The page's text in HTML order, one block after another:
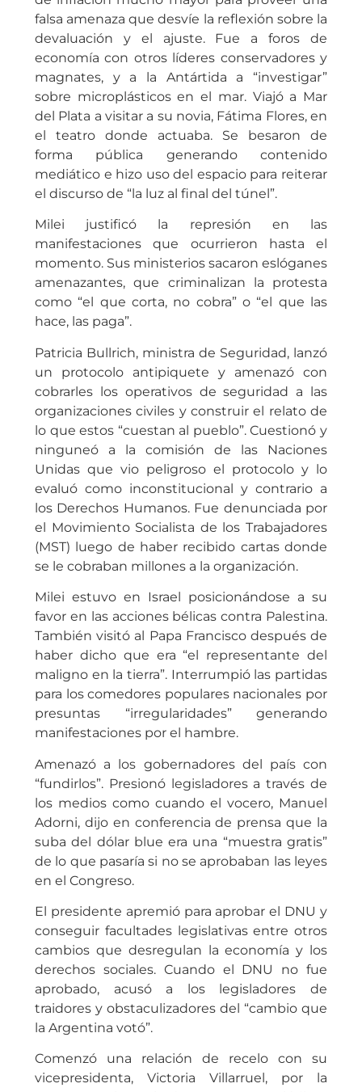
falsa amenaza que desvíe la reflexión sobre la
devaluación y el ajuste. Fue a foros de
economía con otros líderes conservadores y
magnates, y a la Antártida a “investigar”
sobre microplásticos en el mar. Viajó a Mar
del Plata a visitar a su novia, Fátima Flores, en
el teatro donde actuaba. Se besaron de
forma pública generando contenido
mediático e hizo uso del espacio para reiterar
el discurso de “la luz al final del túnel”.
Milei justificó la represión en las
manifestaciones que ocurrieron hasta el
momento. Sus ministerios sacaron eslóganes
amenazantes, que criminalizan la protesta
como “el que corta, no cobra” o “el que las
hace, las paga”.
Patricia Bullrich, ministra de Seguridad, lanzó
un protocolo antipiquete y amenazó con
cobrarles los operativos de seguridad a las
organizaciones civiles y construir el relato de
lo que estos “cuestan al pueblo”. Cuestionó y
ninguneó a la comisión de las Naciones
Unidas que vio peligroso el protocolo y lo
evaluó como inconstitucional y contrario a
los Derechos Humanos. Fue denunciada por
el Movimiento Socialista de los Trabajadores
(MST) luego de haber recibido cartas donde
se le cobraban millones a la organización.
Milei estuvo en Israel posicionándose a su
favor en las acciones bélicas contra Palestina.
También visitó al Papa Francisco después de
haber dicho que era “el representante del
maligno en la tierra”. Interrumpió las partidas
para los comedores populares nacionales por
presuntas “irregularidades” generando
manifestaciones por el hambre.
Amenazó a los gobernadores del país con
“fundirlos”. Presionó legisladores a través de
los medios como cuando el vocero, Manuel
Adorni, dijo en conferencia de prensa que la
suba del dólar blue era una “muestra gratis”
de lo que pasaría si no se aprobaban las leyes
en el Congreso.
El presidente apremió para aprobar el DNU y
conseguir facultades legislativas entre otros
cambios que desregulan la economía y los
derechos sociales. Cuando el DNU no fue
aprobado, acusó a los legisladores de
traidores y obstaculizadores del “cambio que
la Argentina votó”.
Comenzó una relación de recelo con su
vicepresidenta, Victoria Villarruel, por la